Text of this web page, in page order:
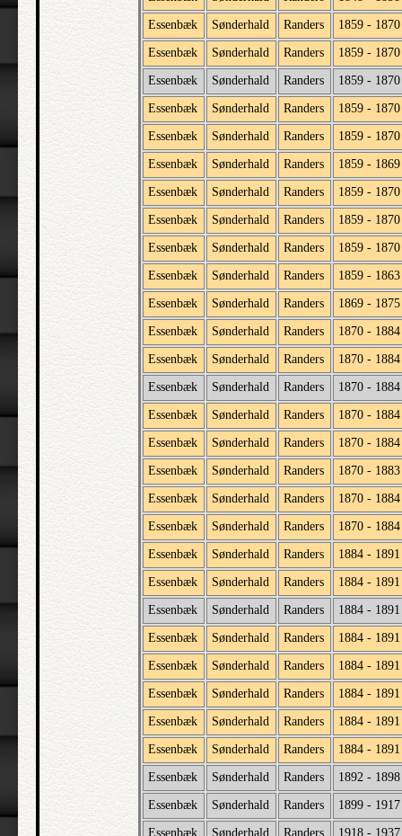
Essenbæk Sønderhald Randers 1859 - 1870
Essenbæk Sønderhald Randers 1859 - 1870
Essenbæk Sønderhald Randers 1859 - 1870
Essenbæk Sønderhald Randers 1859 - 1870
Essenbæk Sønderhald Randers 1859 - 1870
Essenbæk Sønderhald Randers 1859 - 1869
Essenbæk Sønderhald Randers 1859 - 1870
Essenbæk Sønderhald Randers 1859 - 1870
Essenbæk Sønderhald Randers 1859 - 1870
Essenbæk Sønderhald Randers 1859 - 1863
Essenbæk Sønderhald Randers 1869 - 1875
Essenbæk Sønderhald Randers 1870 - 1884
Essenbæk Sønderhald Randers 1870 - 1884
Essenbæk Sønderhald Randers 1870 - 1884
Essenbæk Sønderhald Randers 1870 - 1884
Essenbæk Sønderhald Randers 1870 - 1884
Essenbæk Sønderhald Randers 1870 - 1883
Essenbæk Sønderhald Randers 1870 - 1884
Essenbæk Sønderhald Randers 1870 - 1884
Essenbæk Sønderhald Randers 1884 - 1891
Essenbæk Sønderhald Randers 1884 - 1891
Essenbæk Sønderhald Randers 1884 - 1891
Essenbæk Sønderhald Randers 1884 - 1891
Essenbæk Sønderhald Randers 1884 - 1891
Essenbæk Sønderhald Randers 1884 - 1891
Essenbæk Sønderhald Randers 1884 - 1891
Essenbæk Sønderhald Randers 1884 - 1891
Essenbæk Sønderhald Randers 1892 - 1898
Essenbæk Sønderhald Randers 1899 - 1917
Essenbæk Sønderhald Randers 1918 - 1937